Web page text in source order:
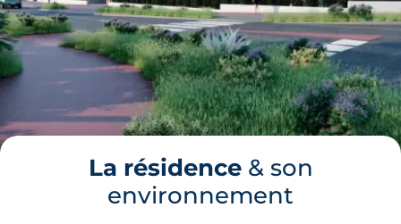
La résidence& son
environnement